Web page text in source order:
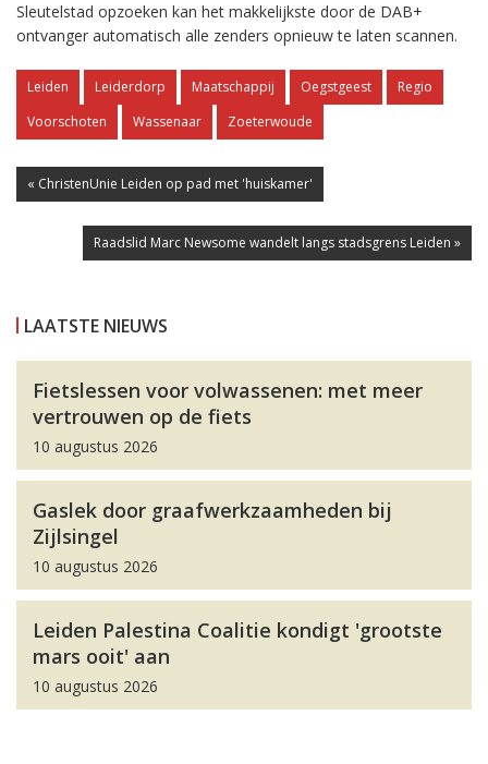
Sleutelstad opzoeken kan het makkelijkste door de DAB+
ontvanger automatisch alle zenders opnieuw te laten scannen.
Leiden Leiderdorp Maatschappij Oegstgeest
Regio
Voorschoten
Wassenaar Zoeterwoude
« ChristenUnie Leiden op pad met 'huiskamer'
Raadslid Marc Newsome wandelt langs stadsgrens Leiden »
LAATSTE NIEUWS
Fietslessen voor volwassenen: met meer
vertrouwen op de fiets
10 augustus 2026
Gaslek door graafwerkzaamheden bij
Zijlsingel
10 augustus 2026
Leiden Palestina Coalitie kondigt 'grootste
mars ooit' aan
10 augustus 2026